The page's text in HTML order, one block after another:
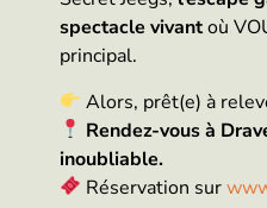
spectacle vivantoù
principal.
Alors, prêt(e) à
Rendez-vous à
inoubliable.
Réservation sur